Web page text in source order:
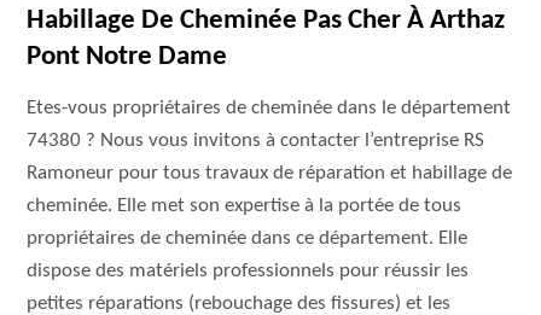
Habillage De Cheminée Pas Cher À Arthaz
Pont Notre Dame
Etes-vous propriétaires de cheminée dans le département
74380 ? Nous vous invitons à contacter l’entreprise RS
Ramoneur pour tous travaux de réparation et habillage de
cheminée. Elle met son expertise à la portée de tous
propriétaires de cheminée dans ce département. Elle
dispose des matériels professionnels pour réussir les
petites réparations (rebouchage des fissures) et les